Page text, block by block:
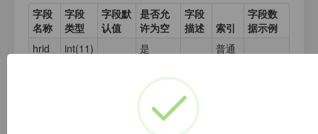
字段
名称
字段
类型
字段默
认值
是否允
许为空
字段
描述
索引
字段数
据示例
hrid
int(11) 是
普通
是